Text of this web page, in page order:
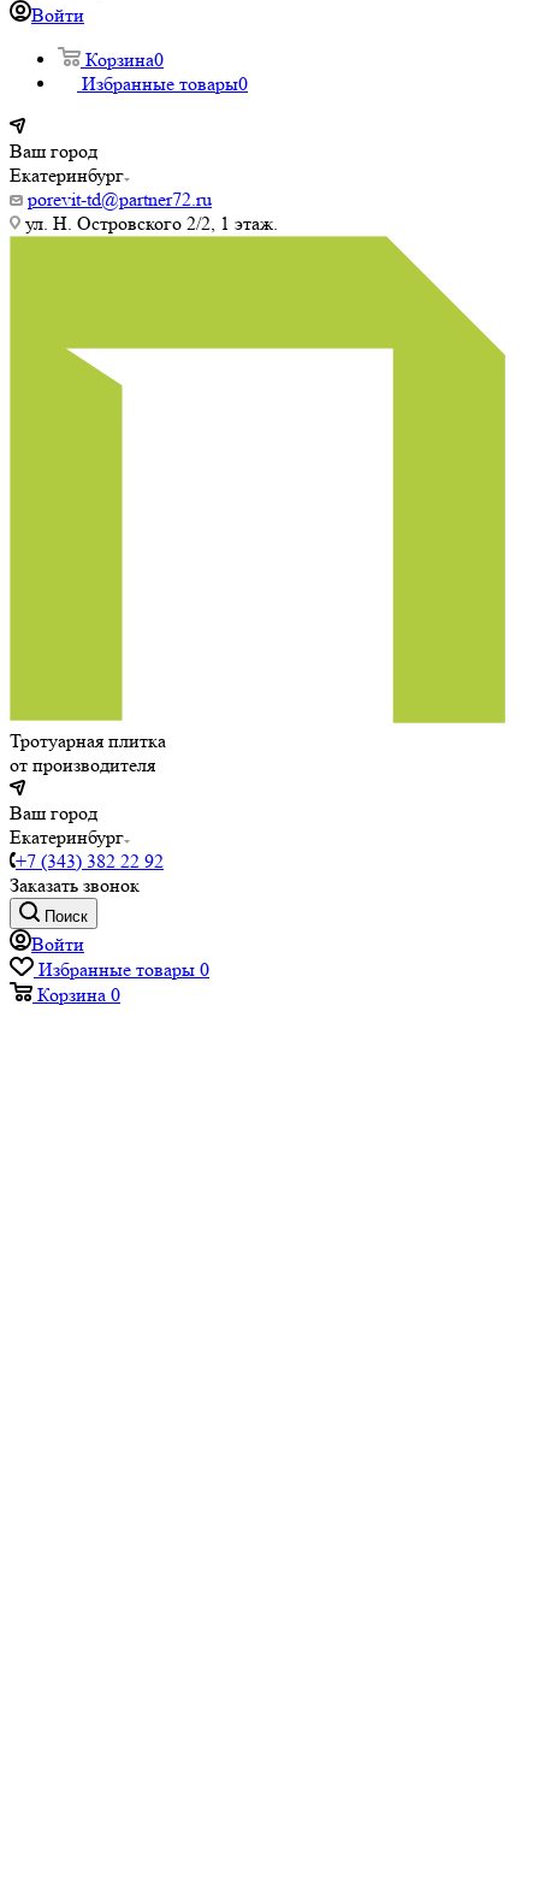
Войти
Корзина0
Избранные товары0
Ваш город
Екатеринбург
porevit-td@partner72.ru
ул. Н. Островского 2/2, 1 этаж.
Тротуарная плитка
от производителя
Ваш город
Екатеринбург
+7 (343) 382 22 92
Заказать звонок
Поиск
Войти
Избранные товары 0
Корзина 0